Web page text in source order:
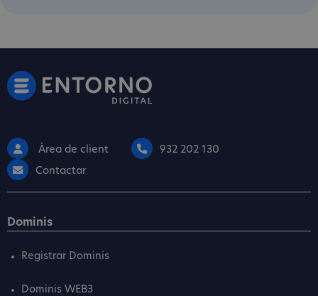
Àrea de client
932 202 130
Contactar
Dominis
Registrar Dominis
Dominis WEB3